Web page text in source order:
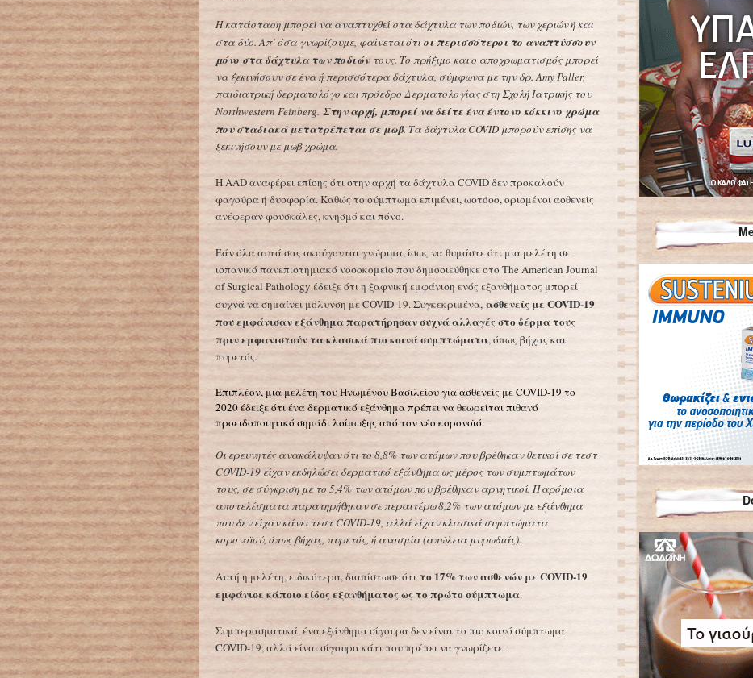
Η κατάσταση μπορεί να αναπτυχθεί στα δάχτυλα των ποδιών, των χεριών ή και
στα δύο. Απ’ όσα γνωρίζουμε, φαίνεται ότι οι περισσότεροι το αναπτύσσουν
μόνο στα δάχτυλα των ποδιώντους. Το πρήξιμο και ο αποχρωματισμός μπορεί
να ξεκινήσουν σε ένα ή περισσότερα δάχτυλα, σύμφωνα με την δρ. Amy Paller,
παιδιατρική δερματολόγο και πρόεδρο Δερματολογίας στη Σχολή Ιατρικής του
Northwestern Feinberg. Στην αρχή, μπορεί να δείτε ένα έντονο κόκκινο χρώμα
που σταδιακά μετατρέπεται σε μωβ. Τα δάχτυλα COVID μπορούν επίσης να
ξεκινήσουν με μωβ χρώμα.
Η AAD αναφέρει επίσης ότι στην αρχή τα δάχτυλα COVID δεν προκαλούν
φαγούρα ή δυσφορία. Καθώς το σύμπτωμα επιμένει, ωστόσο, ορισμένοι ασθενείς
ανέφεραν φουσκάλες, κνησμό και πόνο.
Εάν όλα αυτά σας ακούγονται γνώριμα, ίσως να θυμάστε ότι μια μελέτη σε
ισπανικό πανεπιστημιακό νοσοκομείο που δημοσιεύθηκε στο The American Journal
of Surgical Pathology έδειξε ότι η ξαφνική εμφάνιση ενός εξανθήματος μπορεί
συχνά να σημαίνει μόλυνση με COVID-19. Συγκεκριμένα, ασθενείς με COVID-19
που εμφάνισαν εξάνθημα παρατήρησαν συχνά αλλαγές στο δέρμα τους
πριν εμφανιστούν τα κλασικά πιο κοινά συμπτώματα, όπως βήχας και
πυρετός.
Επιπλέον, μια μελέτη του Ηνωμένου Βασιλείου για ασθενείς με COVID-19 το
2020 έδειξε ότι ένα δερματικό εξάνθημα πρέπει να θεωρείται πιθανό
προειδοποιητικό σημάδι λοίμωξης από τον νέο κορονοϊό:
Οι ερευνητές ανακάλυψαν ότι το 8,8% των ατόμων που βρέθηκαν θετικοί σε τεστ
COVID-19 είχαν εκδηλώσει δερματικό εξάνθημα ως μέρος των συμπτωμάτων
τους, σε σύγκριση με το 5,4% των ατόμων που βρέθηκαν αρνητικοί. Παρόμοια
αποτελέσματα παρατηρήθηκαν σε περαιτέρω 8,2% των ατόμων με εξάνθημα
που δεν είχαν κάνει τεστ COVID-19, αλλά είχαν κλασικά συμπτώματα
κορονοϊού, όπως βήχας, πυρετός, ή ανοσμία (απώλεια μυρωδιάς).
Αυτή η μελέτη, ειδικότερα, διαπίστωσε ότι το 17% των ασθενών με COVID-19
εμφάνισε κάποιο είδος εξανθήματος ως το πρώτο σύμπτωμα.
Συμπερασματικά, ένα εξάνθημα σίγουρα δεν είναι το πιο κοινό σύμπτωμα
COVID-19, αλλά είναι σίγουρα κάτι που πρέπει να γνωρίζετε.